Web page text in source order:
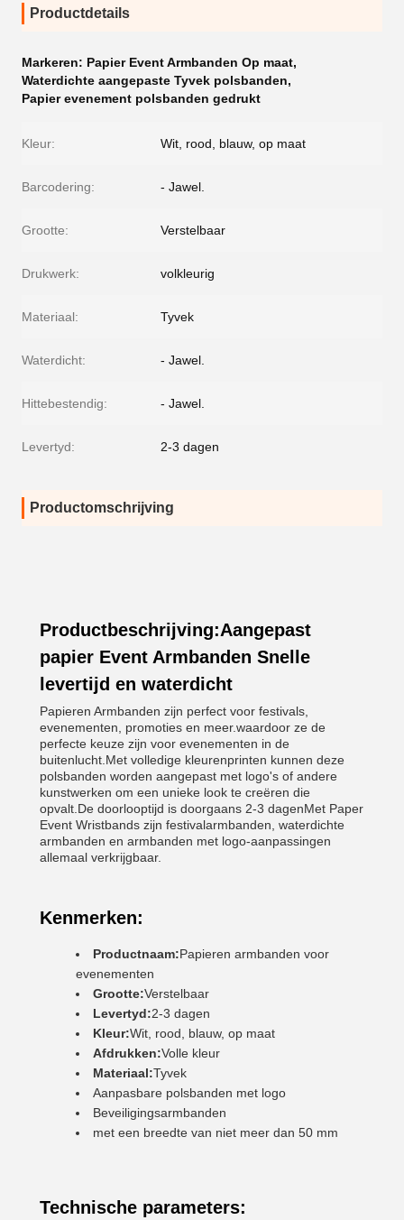
Productdetails
Markeren: Papier Event Armbanden Op maat,
Waterdichte aangepaste Tyvek polsbanden,
Papier evenement polsbanden gedrukt
Kleur: Wit, rood, blauw, op maat
Barcodering: - Jawel.
Grootte: Verstelbaar
Drukwerk: volkleurig
Materiaal: Tyvek
Waterdicht: - Jawel.
Hittebestendig: - Jawel.
Levertyd: 2-3 dagen
Productomschrijving
Productbeschrijving:Aangepast
papier Event Armbanden Snelle
levertijd en waterdicht
Papieren Armbanden zijn perfect voor festivals,
evenementen, promoties en meer.waardoor ze de
perfecte keuze zijn voor evenementen in de
buitenlucht.Met volledige kleurenprinten kunnen deze
polsbanden worden aangepast met logo's of andere
kunstwerken om een unieke look te creëren die
opvalt.De doorlooptijd is doorgaans 2-3 dagenMet Paper
Event Wristbands zijn festivalarmbanden, waterdichte
armbanden en armbanden met logo-aanpassingen
allemaal verkrijgbaar.
Kenmerken:
Productnaam:Papieren armbanden voor
evenementen
Grootte:Verstelbaar
Levertyd:2-3 dagen
Kleur:Wit, rood, blauw, op maat
Afdrukken:Volle kleur
Materiaal:Tyvek
Aanpasbare polsbanden met logo
Beveiligingsarmbanden
met een breedte van niet meer dan 50 mm
Technische parameters: